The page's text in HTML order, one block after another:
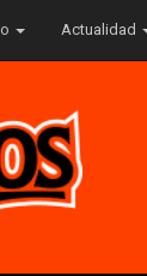
Actualidad